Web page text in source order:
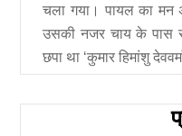
चला गया। पायल का मन
उसकी नजर चाय के पास
छपा था ‘कुमार हिमांशु